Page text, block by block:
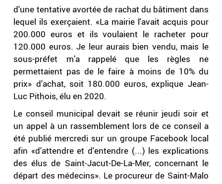
d'une tentative avortée de rachat du bâtiment dans
lequel ils exerçaient. «La mairie l'avait acquis pour
200.000 euros et ils voulaient le racheter pour
120.000 euros. Je leur aurais bien vendu, mais le
sous-préfet m'a rappelé que les règles ne
permettaient pas de le faire à moins de 10% du
prix» d'achat, soit 180.000 euros, explique Jean-
Luc Pithois, élu en 2020.
Le conseil municipal devait se réunir jeudi soir et
un appel à un rassemblement lors de ce conseil a
été publié mercredi sur un groupe Facebook local
afin «d'attendre et d'entendre (...) les explications
des élus de Saint-Jacut-De-La-Mer, concernant le
départ des médecins». Le procureur de Saint-Malo